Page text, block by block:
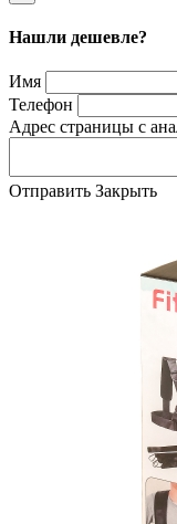
Нашли дешевле?
Имя
Телефон
Адрес страницы с
Отправить Закрыть